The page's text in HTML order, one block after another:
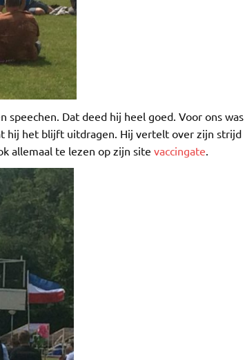
Dat deed hij heel goed. Voor ons was
hij het blijft uitdragen. Hij vertelt over zijn strijd
allemaal te lezen op zijn site vaccingate.